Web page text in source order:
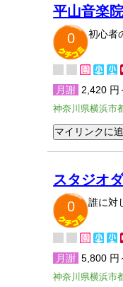
平山音楽
0
初心者
月謝 2,420 円
神奈川県横浜市
スタジオ
0
誰に対
月謝 5,800 円
神奈川県横浜市